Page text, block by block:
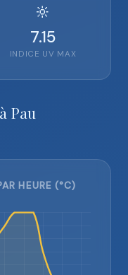
🔆
7.15
INDICE UV MAX
Pau
HEURE (°C)